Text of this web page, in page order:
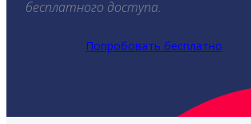
бесплатного доступа.
Попробовать бесплатно